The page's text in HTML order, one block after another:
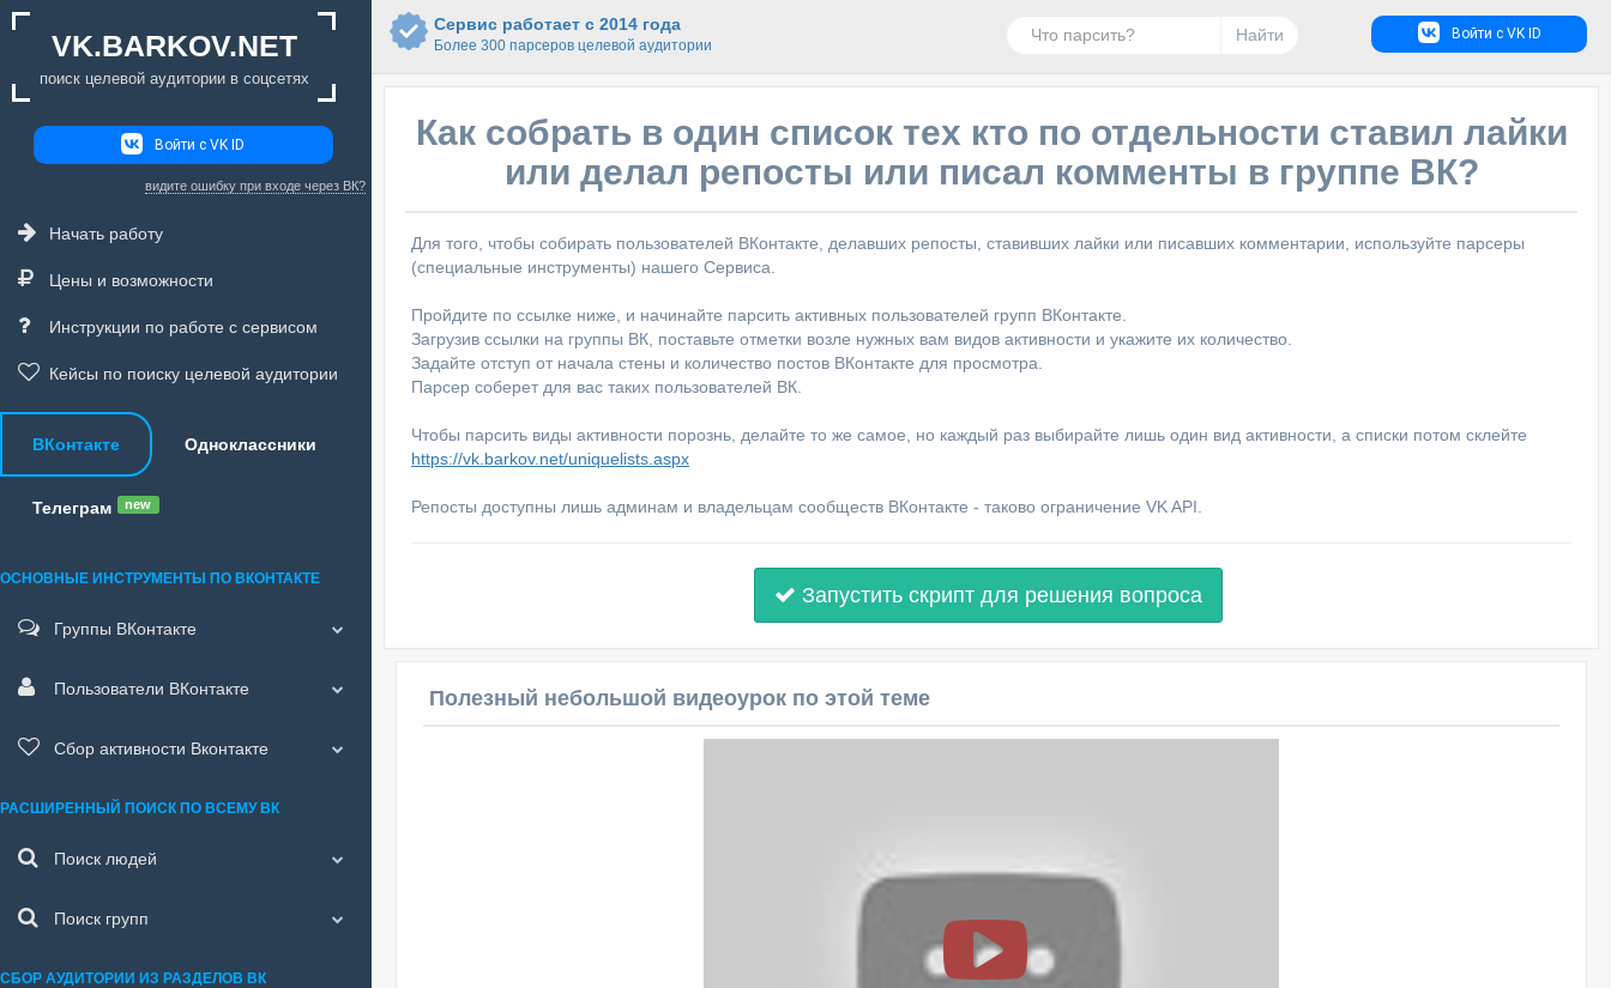
Сервис работает с 2014 года
Более 300 парсеров целевой аудитории
Войти с VK ID
Найти
Как собрать в один список тех кто по отдельности ставил лайки
или делал репосты или писал комменты в группе ВК?
Для того, чтобы собирать пользователей ВКонтакте, делавших репосты, ставивших лайки или писавших комментарии, используйте парсеры
(специальные инструменты) нашего Сервиса.
Пройдите по ссылке ниже, и начинайте парсить активных пользователей групп ВКонтакте.
Загрузив ссылки на группы ВК, поставьте отметки возле нужных вам видов активности и укажите их количество.
Задайте отступ от начала стены и количество постов ВКонтакте для просмотра.
Парсер соберет для вас таких пользователей ВК.
Чтобы парсить виды активности порознь, делайте то же самое, но каждый раз выбирайте лишь один вид активности, а списки потом склейте
https://vk.barkov.net/uniquelists.aspx
Репосты доступны лишь админам и владельцам сообществ ВКонтакте - таково ограничение VK API.
Запустить скрипт для решения вопроса
Полезный небольшой видеоурок по этой теме
VK.BARKOV.NET
поиск целевой аудитории в соцсетях
Войти с VK ID
видите ошибку при входе через ВК?
Начать работу
Цены и возможности
Инструкции по работе с сервисом
Кейсы по поиску целевой аудитории
ВКонтакте Одноклассники
Телеграм new
ОСНОВНЫЕ ИНСТРУМЕНТЫ ПО ВКОНТАКТЕ
Группы ВКонтакте
Пользователи ВКонтакте
Сбор активности Вконтакте
РАСШИРЕННЫЙ ПОИСК ПО ВСЕМУ ВК
Поиск людей
Поиск групп
СБОР АУДИТОРИИ ИЗ РАЗДЕЛОВ ВК